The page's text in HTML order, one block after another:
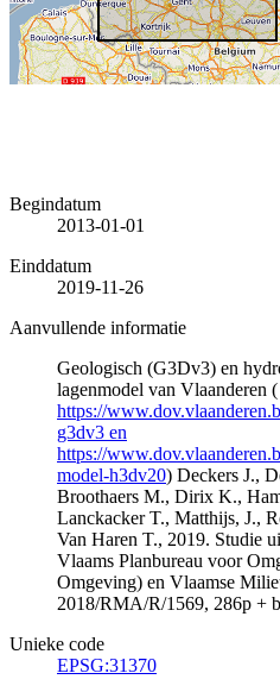
Begindatum
2013-01-01
Einddatum
2019-11-26
Aanvullende informatie
Geologisch (G3Dv3) en
lagenmodel van Vlaanderen (
https://
g3dv3 en
https://
model-h3dv20) Deckers J.,
Broothaers M., Dirix K.,
Lanckacker T., Matthijs, J.,
Van Haren T., 2019. Studie
Vlaams Planbureau voor
Omgeving) en Vlaamse
2018/RMA/R/1569, 286p +
Unieke code
EPSG:31370